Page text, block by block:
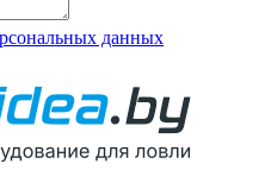
данных